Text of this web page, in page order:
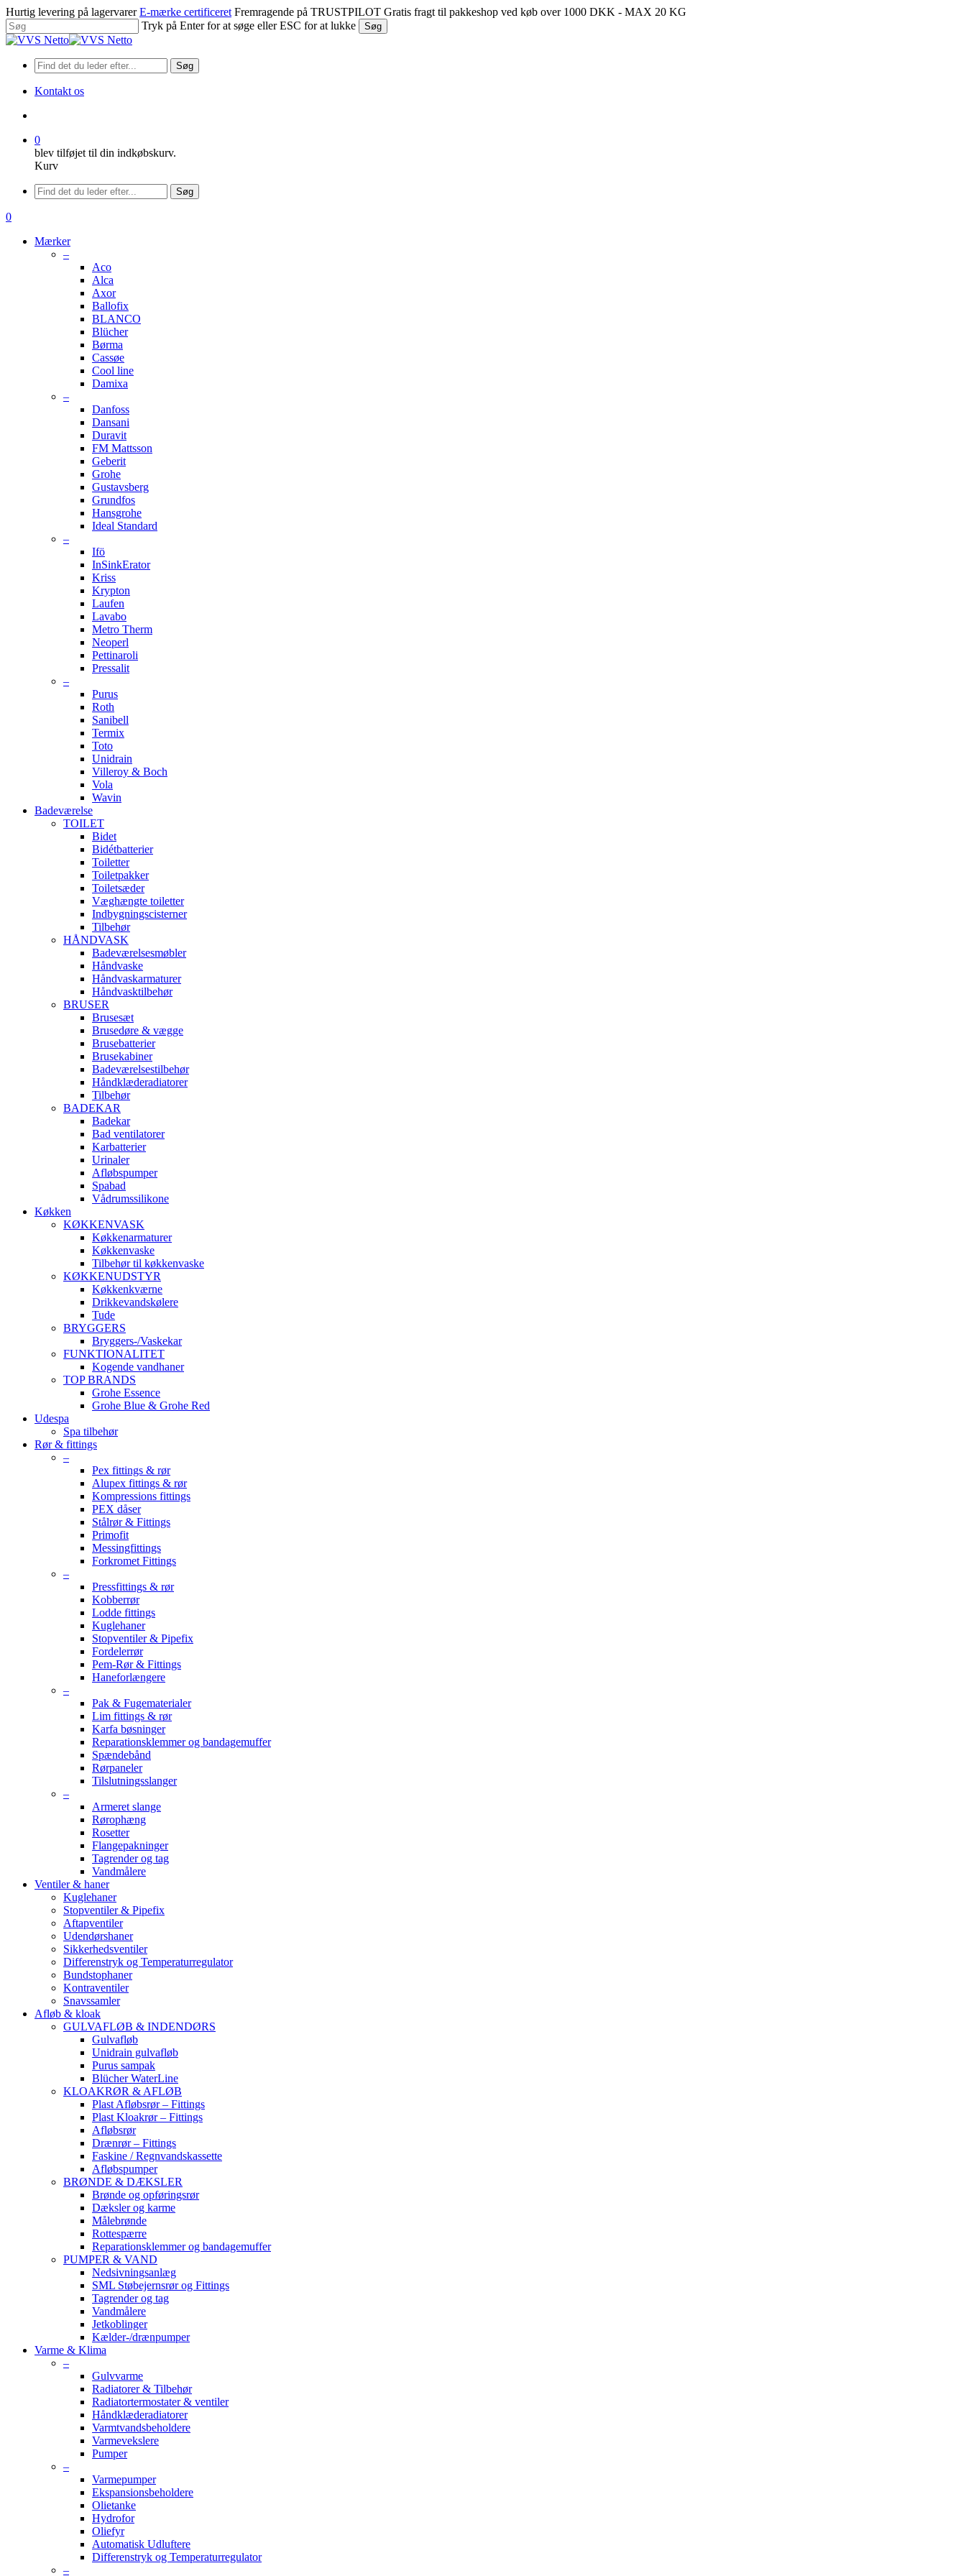
Spring
til
hovedindhold
Hurtig levering på lagervarer E-mærke certificeret Fremragende på TRUSTPILOT Gratis fragt til pakkeshop ved køb over 1000 DKK - MAX 20 KG
Tryk på Enter for at søge eller ESC for at lukke
Søg
Luk
Søg
Kontakt os
0
blev tilføjet til din indkøbskurv.
Kurv
Menu
Søg
søge
0
Mærker
–
Aco
Alca
Axor
Ballofix
BLANCO
Blücher
Børma
Cassøe
Cool line
Damixa
–
Danfoss
Dansani
Duravit
FM Mattsson
Geberit
Grohe
Gustavsberg
Grundfos
Hansgrohe
Ideal Standard
–
Ifö
InSinkErator
Kriss
Krypton
Laufen
Lavabo
Metro Therm
Neoperl
Pettinaroli
Pressalit
–
Purus
Roth
Sanibell
Termix
Toto
Unidrain
Villeroy & Boch
Vola
Wavin
Badeværelse
TOILET
Bidet
Bidétbatterier
Toiletter
Toiletpakker
Toiletsæder
Væghængte toiletter
Indbygningscisterner
Tilbehør
HÅNDVASK
Badeværelsesmøbler
Håndvaske
Håndvaskarmaturer
Håndvasktilbehør
BRUSER
Brusesæt
Brusedøre & vægge
Brusebatterier
Brusekabiner
Badeværelsestilbehør
Håndklæderadiatorer
Tilbehør
BADEKAR
Badekar
Bad ventilatorer
Karbatterier
Urinaler
Afløbspumper
Spabad
Vådrumssilikone
Køkken
KØKKENVASK
Køkkenarmaturer
Køkkenvaske
Tilbehør til køkkenvaske
KØKKENUDSTYR
Køkkenkværne
Drikkevandskølere
Tude
BRYGGERS
Bryggers-/Vaskekar
FUNKTIONALITET
Kogende vandhaner
TOP BRANDS
Grohe Essence
Grohe Blue & Grohe Red
Udespa
Spa tilbehør
Rør & fittings
–
Pex fittings & rør
Alupex fittings & rør
Kompressions fittings
PEX dåser
Stålrør & Fittings
Primofit
Messingfittings
Forkromet Fittings
–
Pressfittings & rør
Kobberrør
Lodde fittings
Kuglehaner
Stopventiler & Pipefix
Fordelerrør
Pem-Rør & Fittings
Haneforlængere
–
Pak & Fugematerialer
Lim fittings & rør
Karfa bøsninger
Reparationsklemmer og bandagemuffer
Spændebånd
Rørpaneler
Tilslutningsslanger
–
Armeret slange
Rørophæng
Rosetter
Flangepakninger
Tagrender og tag
Vandmålere
Ventiler & haner
Kuglehaner
Stopventiler & Pipefix
Aftapventiler
Udendørshaner
Sikkerhedsventiler
Differenstryk og Temperaturregulator
Bundstophaner
Kontraventiler
Snavssamler
Afløb & kloak
GULVAFLØB & INDENDØRS
Gulvafløb
Unidrain gulvafløb
Purus sampak
Blücher WaterLine
KLOAKRØR & AFLØB
Plast Afløbsrør – Fittings
Plast Kloakrør – Fittings
Afløbsrør
Drænrør – Fittings
Faskine / Regnvandskassette
Afløbspumper
BRØNDE & DÆKSLER
Brønde og opføringsrør
Dæksler og karme
Målebrønde
Rottespærre
Reparationsklemmer og bandagemuffer
PUMPER & VAND
Nedsivningsanlæg
SML Støbejernsrør og Fittings
Tagrender og tag
Vandmålere
Jetkoblinger
Kælder-/drænpumper
Varme & Klima
–
Gulvvarme
Radiatorer & Tilbehør
Radiatortermostater & ventiler
Håndklæderadiatorer
Varmtvandsbeholdere
Varmevekslere
Pumper
–
Varmepumper
Ekspansionsbeholdere
Olietanke
Hydrofor
Oliefyr
Automatisk Udluftere
Differenstryk og Temperaturregulator
–